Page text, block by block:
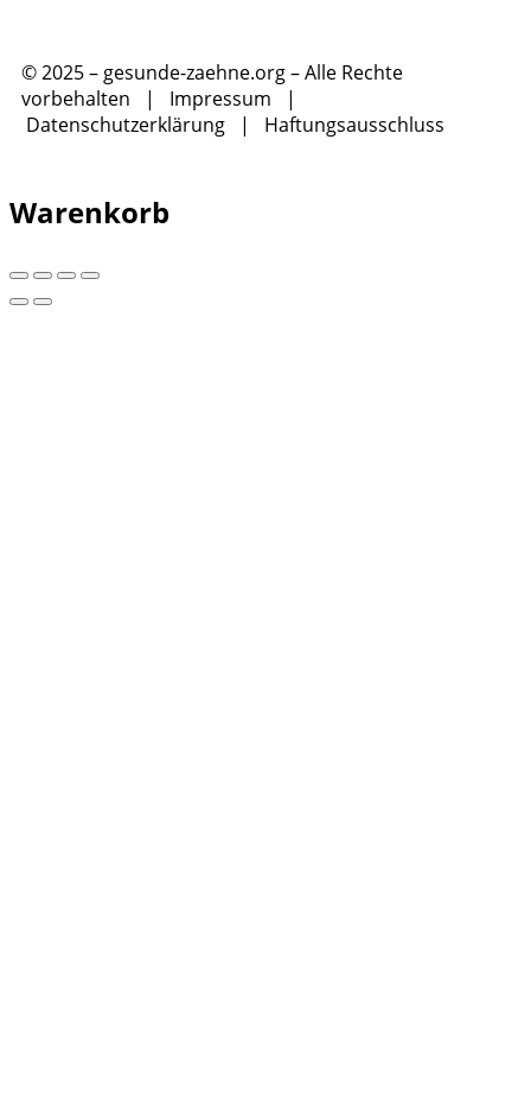
© 2025 – gesunde-zaehne.org – Alle Rechte
vorbehalten | Impressum |
Datenschutzerklärung | Haftungsausschluss
Warenkorb